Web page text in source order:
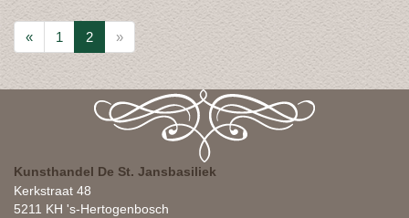
« 1 2 »
Kunsthandel De St. Jansbasiliek
Kerkstraat 48
5211 KH 's-Hertogenbosch